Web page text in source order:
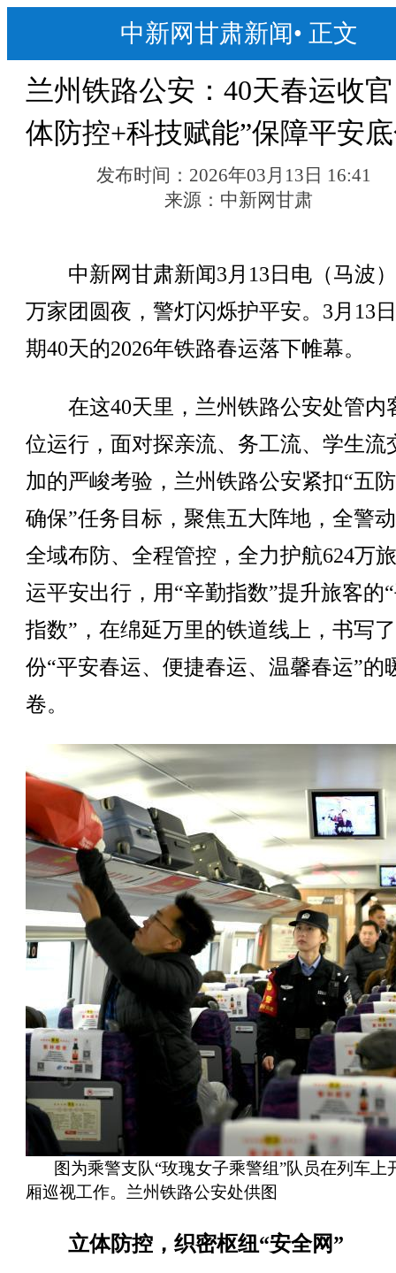
中新网甘肃新闻• 正文
兰州铁路公安：40天春运收
体防控+科技赋能”保障平安
发布时间： 2026年03月13日 16:41
来源： 中新网甘肃
中新网甘肃新闻3月13日电（马波
万家团圆夜，警灯闪烁护平安。3月13
期40天的2026年铁路春运落下帷幕。
在这40天里，兰州铁路公安处管内
位运行，面对探亲流、务工流、学生流
加的严峻考验，兰州铁路公安紧扣“五
确保”任务目标，聚焦五大阵地，全警
全域布防、全程管控，全力护航624万
运平安出行，用“辛勤指数”提升旅客的
指数”，在绵延万里的铁道线上，书写
份“平安春运、便捷春运、温馨春运”的
卷。
图为乘警支队“玫瑰女子乘警组”队员在列车上
厢巡视工作。兰州铁路公安处供图
立体防控，织密枢纽“安全网”